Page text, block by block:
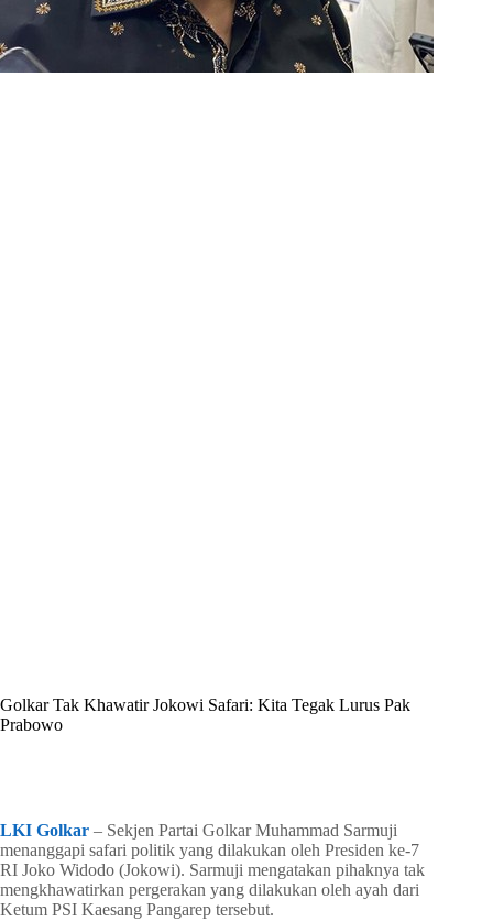
Golkar Tak Khawatir Jokowi Safari: Kita Tegak Lurus Pak
Prabowo
LKI Golkar – Sekjen Partai Golkar Muhammad Sarmuji
menanggapi safari politik yang dilakukan oleh Presiden ke-7
RI Joko Widodo (Jokowi). Sarmuji mengatakan pihaknya tak
mengkhawatirkan pergerakan yang dilakukan oleh ayah dari
Ketum PSI Kaesang Pangarep tersebut.